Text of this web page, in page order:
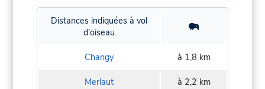
Distances indiquées à vol
d'oiseau
Changy à 1,8 km
Merlaut à 2,2 km